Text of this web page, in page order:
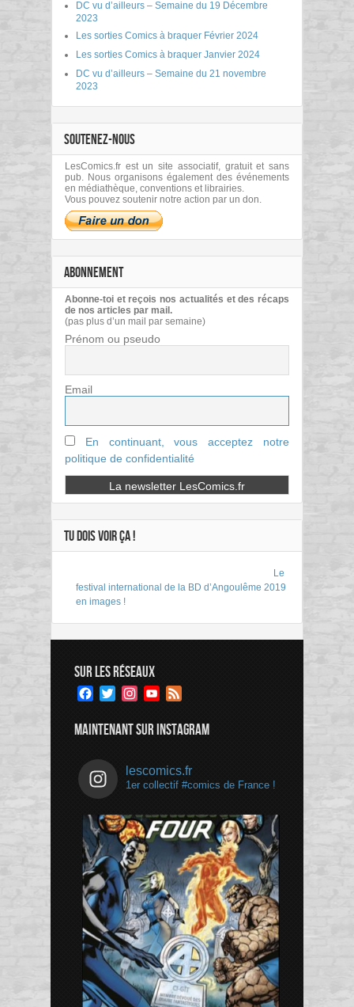
DC vu d’ailleurs – Semaine du 19 Décembre
2023
Les sorties Comics à braquer Février 2024
Les sorties Comics à braquer Janvier 2024
DC vu d’ailleurs – Semaine du 21 novembre
2023
SOUTENEZ-NOUS
LesComics.fr est un site associatif, gratuit et sans
pub. Nous organisons également des événements
en médiathèque, conventions et librairies.
Vous pouvez soutenir notre action par un don.
ABONNEMENT
Abonne-toi et reçois nos actualités et des récaps
de nos articles par mail.
(pas plus d’un mail par semaine)
Prénom ou pseudo
Email
En continuant, vous acceptez notre
politique de confidentialité
TU DOIS VOIR ÇA !
Le
festival international de la BD d’Angoulême 2019
en images !
SUR LES RÉSEAUX
Facebook
TwitterInstagramYouTube
MAINTENANT SUR INSTAGRAM
lescomics.fr
1er collectif #comics de France !